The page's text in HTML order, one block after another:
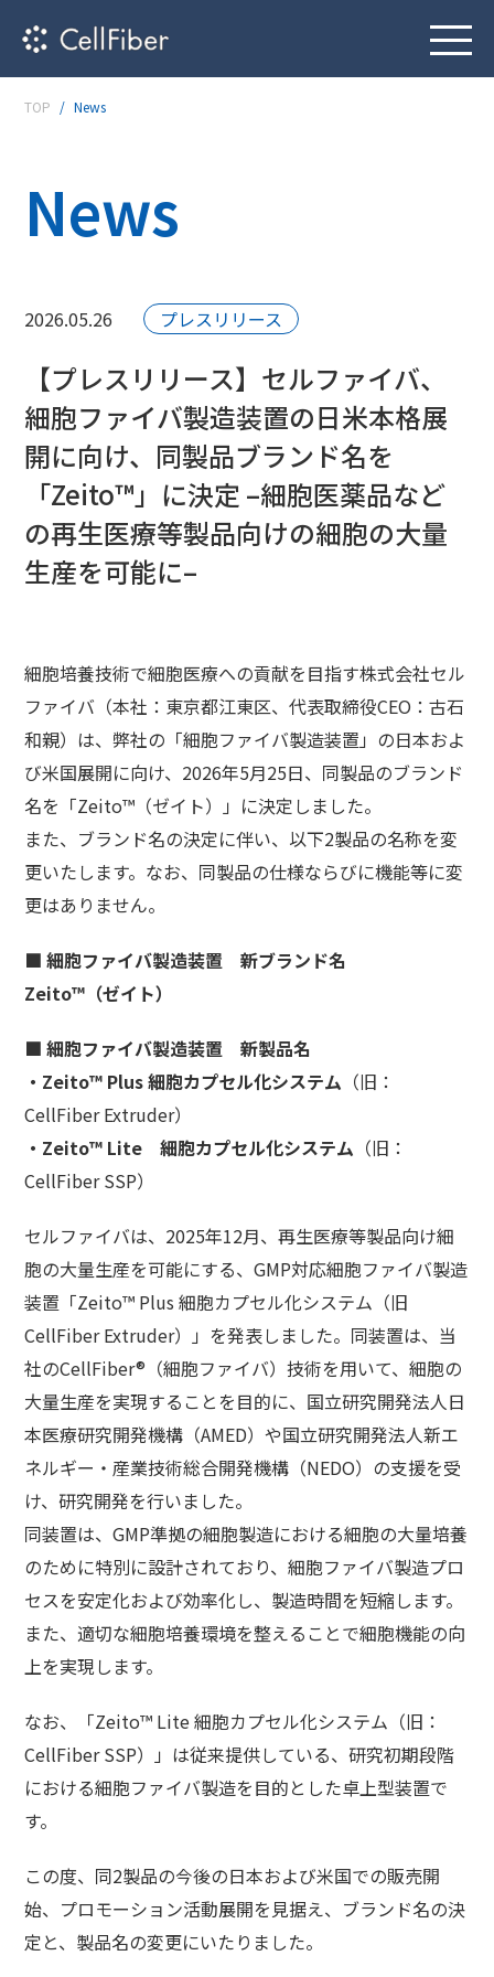
TOP News
News
2026.05.26 プレスリリース
【プレスリリース】セルファイバ、
細胞ファイバ製造装置の日米本格展
開に向け、同製品ブランド名を
「Zeito™」に決定 –細胞医薬品など
の再生医療等製品向けの細胞の大量
生産を可能に–
細胞培養技術で細胞医療への貢献を目指す株式会社セル
ファイバ（本社：東京都江東区、代表取締役CEO：古石
和親）は、弊社の「細胞ファイバ製造装置」の日本およ
び米国展開に向け、2026年5月25日、同製品のブランド
名を「Zeito™（ゼイト）」に決定しました。
また、ブランド名の決定に伴い、以下2製品の名称を変
更いたします。なお、同製品の仕様ならびに機能等に変
更はありません。
■ 細胞ファイバ製造装置 新ブランド名
Zeito™（ゼイト）
■ 細胞ファイバ製造装置 新製品名
・Zeito™ Plus 細胞カプセル化システム （旧：
CellFiber Extruder）
・Zeito™ Lite 細胞カプセル化システム （旧：
CellFiber SSP）
セルファイバは、2025年12月、再生医療等製品向け細
胞の大量生産を可能にする、GMP対応細胞ファイバ製造
装置「Zeito™ Plus 細胞カプセル化システム（旧
CellFiber Extruder）」を発表しました。同装置は、当
社のCellFiber®（細胞ファイバ）技術を用いて、細胞の
大量生産を実現することを目的に、国立研究開発法人日
本医療研究開発機構（AMED）や国立研究開発法人新エ
ネルギー・産業技術総合開発機構（NEDO）の支援を受
け、研究開発を行いました。
同装置は、GMP準拠の細胞製造における細胞の大量培養
のために特別に設計されており、細胞ファイバ製造プロ
セスを安定化および効率化し、製造時間を短縮します。
また、適切な細胞培養環境を整えることで細胞機能の向
上を実現します。
なお、「Zeito™ Lite 細胞カプセル化システム（旧：
CellFiber SSP）」は従来提供している、研究初期段階
における細胞ファイバ製造を目的とした卓上型装置で
す。
この度、同2製品の今後の日本および米国での販売開
始、プロモーション活動展開を見据え、ブランド名の決
定と、製品名の変更にいたりました。